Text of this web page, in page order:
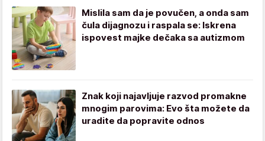
Mislila sam da je povučen, a onda sam
čula dijagnozu i raspala se: Iskrena
ispovest majke dečaka sa autizmom
Znak koji najavljuje razvod promakne
mnogim parovima: Evo šta možete da
uradite da popravite odnos